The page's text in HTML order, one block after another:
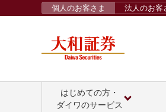
個人のお客さま 法人のお客
はじめての方・
ダイワのサービス